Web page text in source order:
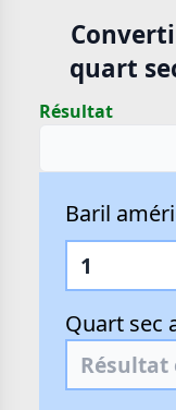
quart
Résultat
Baril
Quart sec